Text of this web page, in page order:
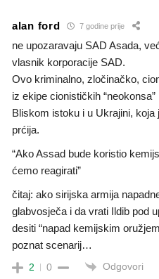
alan ford 7 godine prije
ne upozaravaju SAD Asada,
vlasnik korporacije SAD.
Ovo kriminalno, zločinačko,
iz ekipe cionističkih
Bliskom istoku i u Ukrajini,
prćija.
“Ako Assad bude koristio
ćemo reagirati”
čitaj: ako sirijska armija
glabvosječa i da vrati Ildib pod
desiti “napad kemijskim
poznat scenarij…
2 0 Odgovori